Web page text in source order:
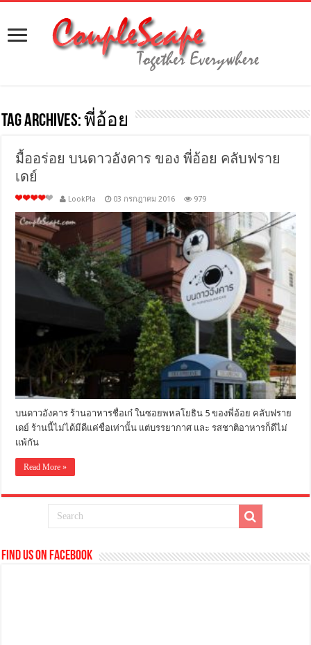
Tag Archives:พี่อ้อย
มื้ออร่อย บนดาวอังคาร ของ พี่อ้อย คลับฟราย
เดย์
LookPla 03 กรกฎาคม 2016 979
บนดาวอังคาร ร้านอาหารชื่อเก๋ ในซอยพหลโยธิน 5 ของพี่อ้อย คลับฟราย
เดย์ ร้านนี้ไม่ได้มีดีแค่ชื่อเท่านั้น แต่บรรยากาศ และ รสชาติอาหารก็ดีไม่
แพ้กัน
Read More »
Find us on Facebook